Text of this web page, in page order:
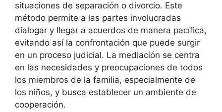
situaciones de separación o divorcio. Este
método permite a las partes involucradas
dialogar y llegar a acuerdos de manera pacífica,
evitando así la confrontación que puede surgir
en un proceso judicial. La mediación se centra
en las necesidades y preocupaciones de todos
los miembros de la familia, especialmente de
los niños, y busca establecer un ambiente de
cooperación.